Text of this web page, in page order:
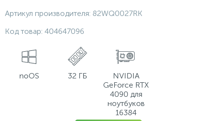
Артикул производителя: 82WQ0027RK
Код товар: 404647096
noOS 32 ГБ
NVIDIA
GeForce RTX
4090 для
ноутбуков
16384